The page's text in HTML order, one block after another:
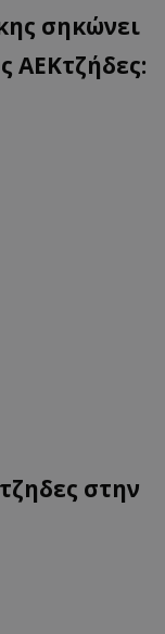
σηκώνει
ΑΕΚτζήδες:
στην